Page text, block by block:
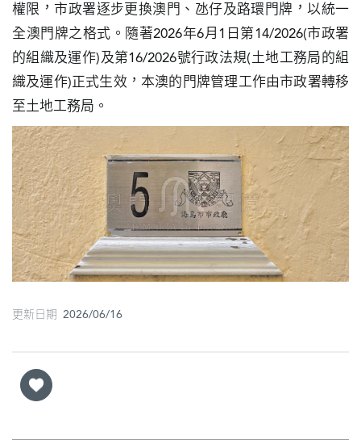
寺
廟
巴
士
教
堂
街
市
權限，市政署逐步更換澳門、氹仔及路環門牌，以統一
全澳門牌之格式。隨著2026年6月1日第14/2026(市政署
的組織及運作)及第16/2026號行政法規(土地工務局的組
織及運作)正式生效，本澳的門牌管理工作由市政署轉移
至土地工務局。
更新日期 2026/06/16